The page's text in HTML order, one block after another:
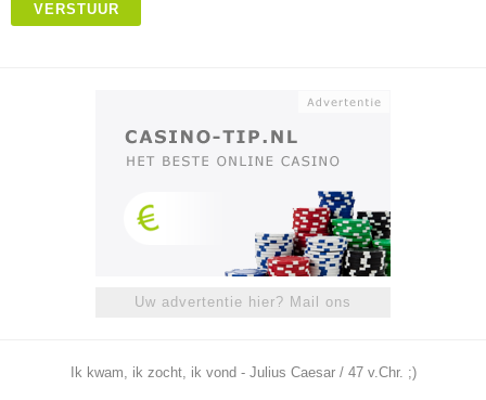
VERSTUUR
Uw advertentie hier? Mail ons
Ik kwam, ik zocht, ik vond - Julius Caesar / 47 v.Chr. ;)